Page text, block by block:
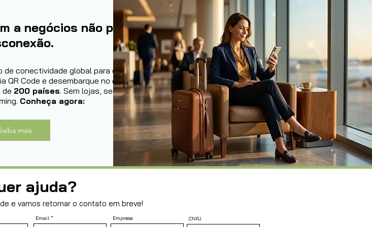
a negócios não permite
de conectividade global para executivos.
QR Code e desembarque no exterior com
de 200 países. Sem lojas, sem filas, sem
Conheça agora:
mais
ajuda?
e vamos retornar o contato em breve!
Email Empresa CNPJ